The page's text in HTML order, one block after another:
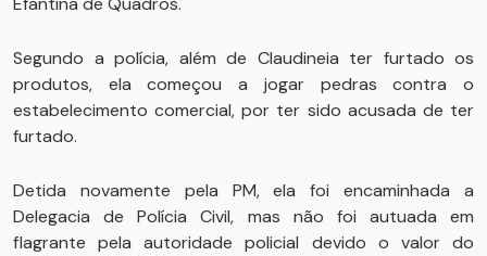
Segundo a polícia, além de Claudineia ter furtado os
produtos, ela começou a jogar pedras contra o
estabelecimento comercial, por ter sido acusada de ter
furtado.
Detida novamente pela PM, ela foi encaminhada a
Delegacia de Polícia Civil, mas não foi autuada em
flagrante pela autoridade policial devido o valor do